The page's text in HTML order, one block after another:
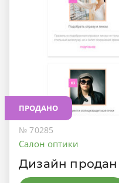
ПРОДАНО
№ 70285
Салон оптики
Дизайн продан